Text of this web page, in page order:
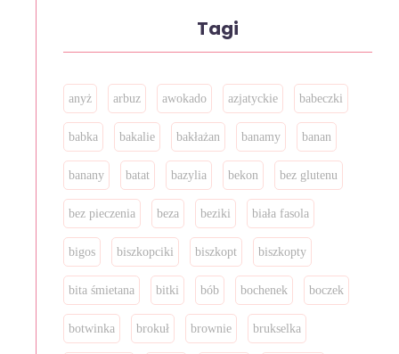
Tagi
anyż arbuz awokado azjatyckie babeczki
babka bakalie bakłażan banamy banan
banany batat bazylia bekon bez glutenu
bez pieczenia beza beziki biała fasola
bigos biszkopciki biszkopt biszkopty
bita śmietana bitki bób bochenek boczek
botwinka brokuł brownie brukselka